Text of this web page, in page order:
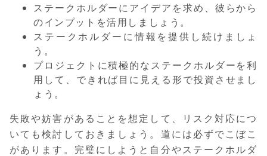
ステークホルダーにアイデアを求め、彼らから
のインプットを活用しましょう。
ステークホルダーに情報を提供し続けましょ
う。
プロジェクトに積極的なステークホルダーを利
用して、できれば目に見える形で投資させまし
ょう。
失敗や妨害があることを想定して、リスク対応につ
いても検討しておきましょう。道には必ずでこぼこ
があります。完璧にしようと自分やステークホルダ